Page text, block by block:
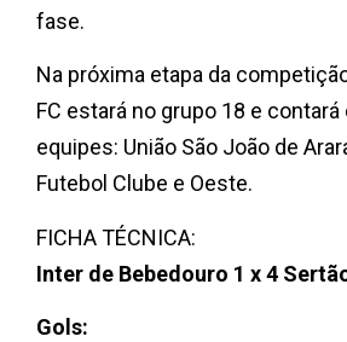
fase.
Na próxima etapa da
FC estará no grupo 18 e
equipes: União São João de
Futebol Clube e Oeste.
FICHA TÉCNICA:
Inter de Bebedouro 1 x 4
Gols: